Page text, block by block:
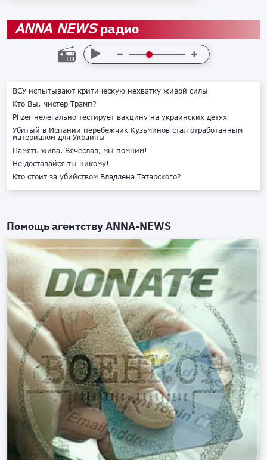
ANNA NEWSрадио
ВСУ испытывают критическую нехватку живой силы
Кто Вы, мистер Трамп?
Pfizer нелегально тестирует вакцину на украинских детях
Убитый в Испании перебежчик Кузьминов стал отработанным
материалом для Украины
Память жива. Вячеслав, мы помним!
Не доставайся ты никому!
Кто стоит за убийством Владлена Татарского?
Помощь агентствуANNA-NEWS